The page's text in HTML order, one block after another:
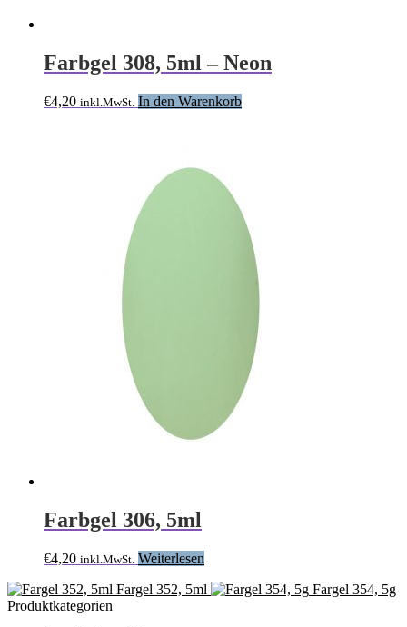
Farbgel 308, 5ml – Neon
€4,20 inkl.MwSt. In den Warenkorb
Farbgel 306, 5ml
€4,20 inkl.MwSt. Weiterlesen
Fargel 352, 5ml
Fargel 354, 5g
Produktkategorien